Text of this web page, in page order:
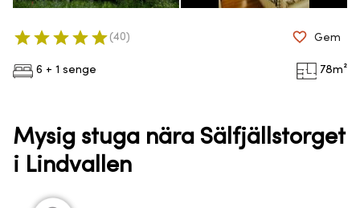
6 + 1 senge 78m²
(40 ) Gem
Mysig stuga nära Sälfjällstorget
i Lindvallen